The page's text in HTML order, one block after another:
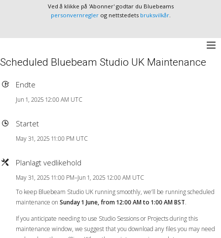
Ved å klikke på 'Abonner' godtar du Bluebeams
personvernreglerog nettstedets bruksvilkår.
Scheduled Bluebeam Studio UK Maintenance
Endte
Jun 1, 2025 12:00 AM UTC
Startet
May 31, 2025 11:00 PM UTC
Planlagt vedlikehold
May 31, 2025 11:00 PM–Jun 1, 2025 12:00 AM UTC
To keep Bluebeam Studio UK running smoothly, we’ll be running scheduled
maintenance on Sunday 1 June, from 12:00 AM to 1:00 AM BST.
If you anticipate needing to use Studio Sessions or Projects during this
maintenance window, we suggest that you download any files you may need